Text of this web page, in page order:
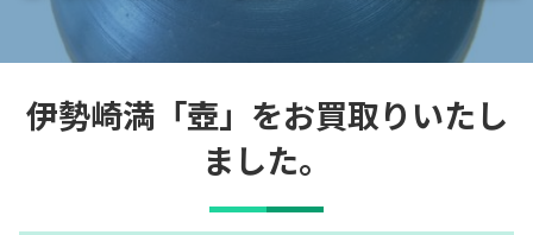
伊勢崎満「壺」をお買取りいたし
ました。